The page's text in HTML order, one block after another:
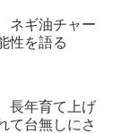
ネギ油チャー
性を語る
長年育て上げ
て台無しにさ